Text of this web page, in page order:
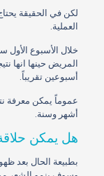
لكن في الحقيقة
العملية.
خلال الأسبوع
المريض حينها انها
أسبوعين تقريباً.
أشهر وسنة.
هل يمكن
بطبيعة الحال بعد